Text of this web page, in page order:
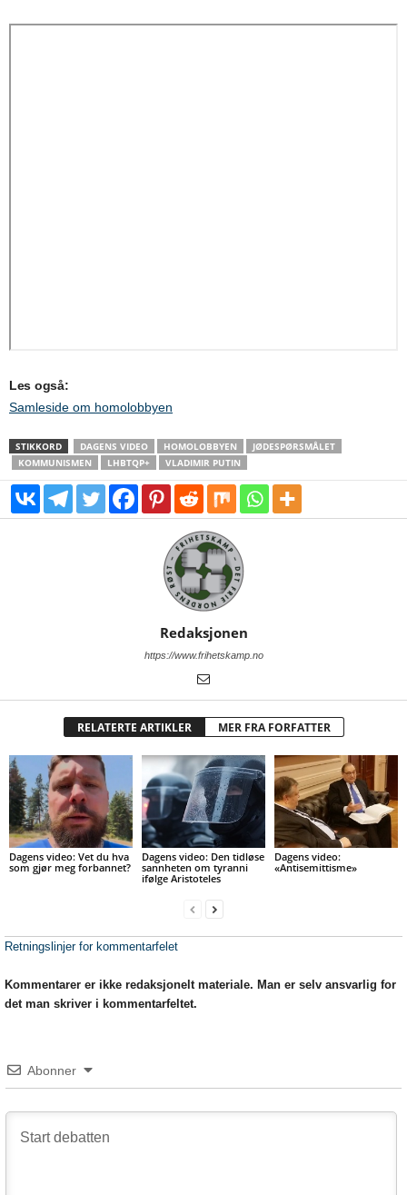
Les også:
Samleside om homolobbyen
STIKKORD DAGENS VIDEO HOMOLOBBYEN
JØDESPØRSMÅLET
KOMMUNISMEN
LHBTQP+ VLADIMIR PUTIN
Redaksjonen
https://www.frihetskamp.no
RELATERTE ARTIKLER MER FRA FORFATTER
Dagens video: Vet du hva
som gjør meg forbannet?
Dagens video: Den tidløse
sannheten om tyranni
ifølge Aristoteles
Dagens video:
«Antisemittisme»
Retningslinjer for kommentarfelet
Kommentarer er ikke redaksjonelt materiale. Man er selv ansvarlig for
det man skriver i kommentarfeltet.
Abonner